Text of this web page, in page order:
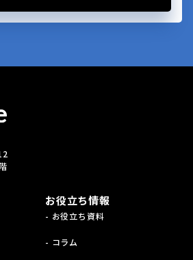
お役立ち情報
- お役立ち資料
- コラム